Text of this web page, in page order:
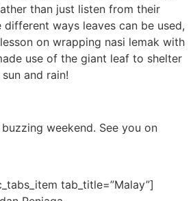
than just listen from their
ways leaves can be used,
on wrapping nasi lemak with
use of the giant leaf to shelter
and rain!
weekend. See you on
tab_title=”Malay”]